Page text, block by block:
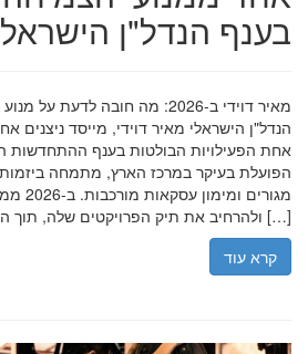
בענף הנדל"ן
מאיר דוידי ב-2026: מה חובה
הנדל"ן הישראלי מאיר דוידי, מייסד ניצנים
אחת הפעילויות הבולטות בענף ההתחדשות
הפועלת בעיקר במרכז הארץ, מתמחה ביזמות
ולהרחיב את תיק הפרויקטים שלה, תוך הדגשת ערכי […]
קרא עוד